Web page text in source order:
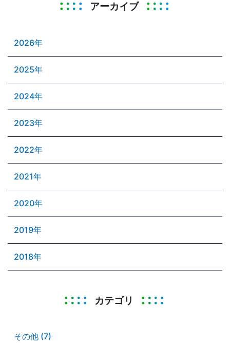
アーカイブ
2026年
2025年
2024年
2023年
2022年
2021年
2020年
2019年
2018年
カテゴリ
その他 (7)